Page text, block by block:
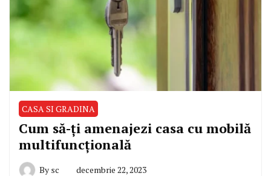
CASA SI GRADINA
Cum să-ți amenajezi casa cu mobilă
multifuncțională
By sc decembrie 22, 2023